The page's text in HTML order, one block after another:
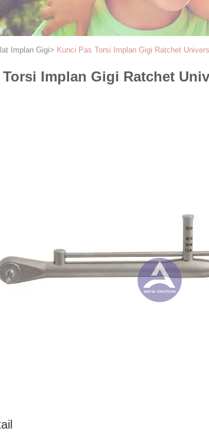
Implan Gigi> Kunci Pas Torsi Implan Gigi Ratchet
Implan Gigi Ratchet